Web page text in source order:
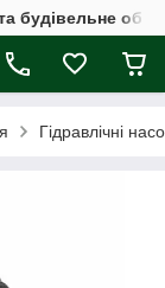
будівельне
Гідравлічні